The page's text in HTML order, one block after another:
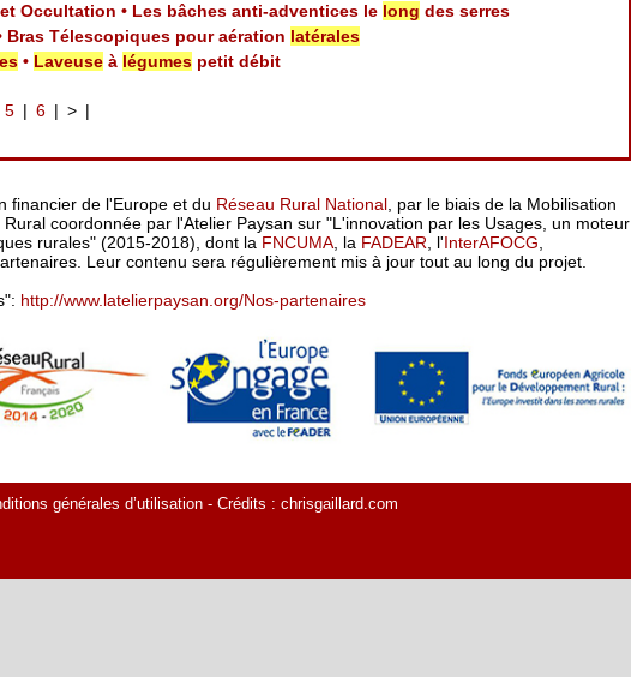
Occultation • Les bâches anti-adventices le long des serres
Bras Télescopiques pour aération latérales
• Laveuse à légumes petit débit
5 6 >
financier de l'Europe et du Réseau Rural National, par le biais de la Mobilisation
coordonnée par l'Atelier Paysan sur "L'innovation par les Usages, un moteur
rurales" (2015-2018), dont la FNCUMA, la FADEAR, l'InterAFOCG,
Leur contenu sera régulièrement mis à jour tout au long du projet.
http://www.latelierpaysan.org/Nos-partenaires
générales d’utilisation - Crédits : chrisgaillard.com